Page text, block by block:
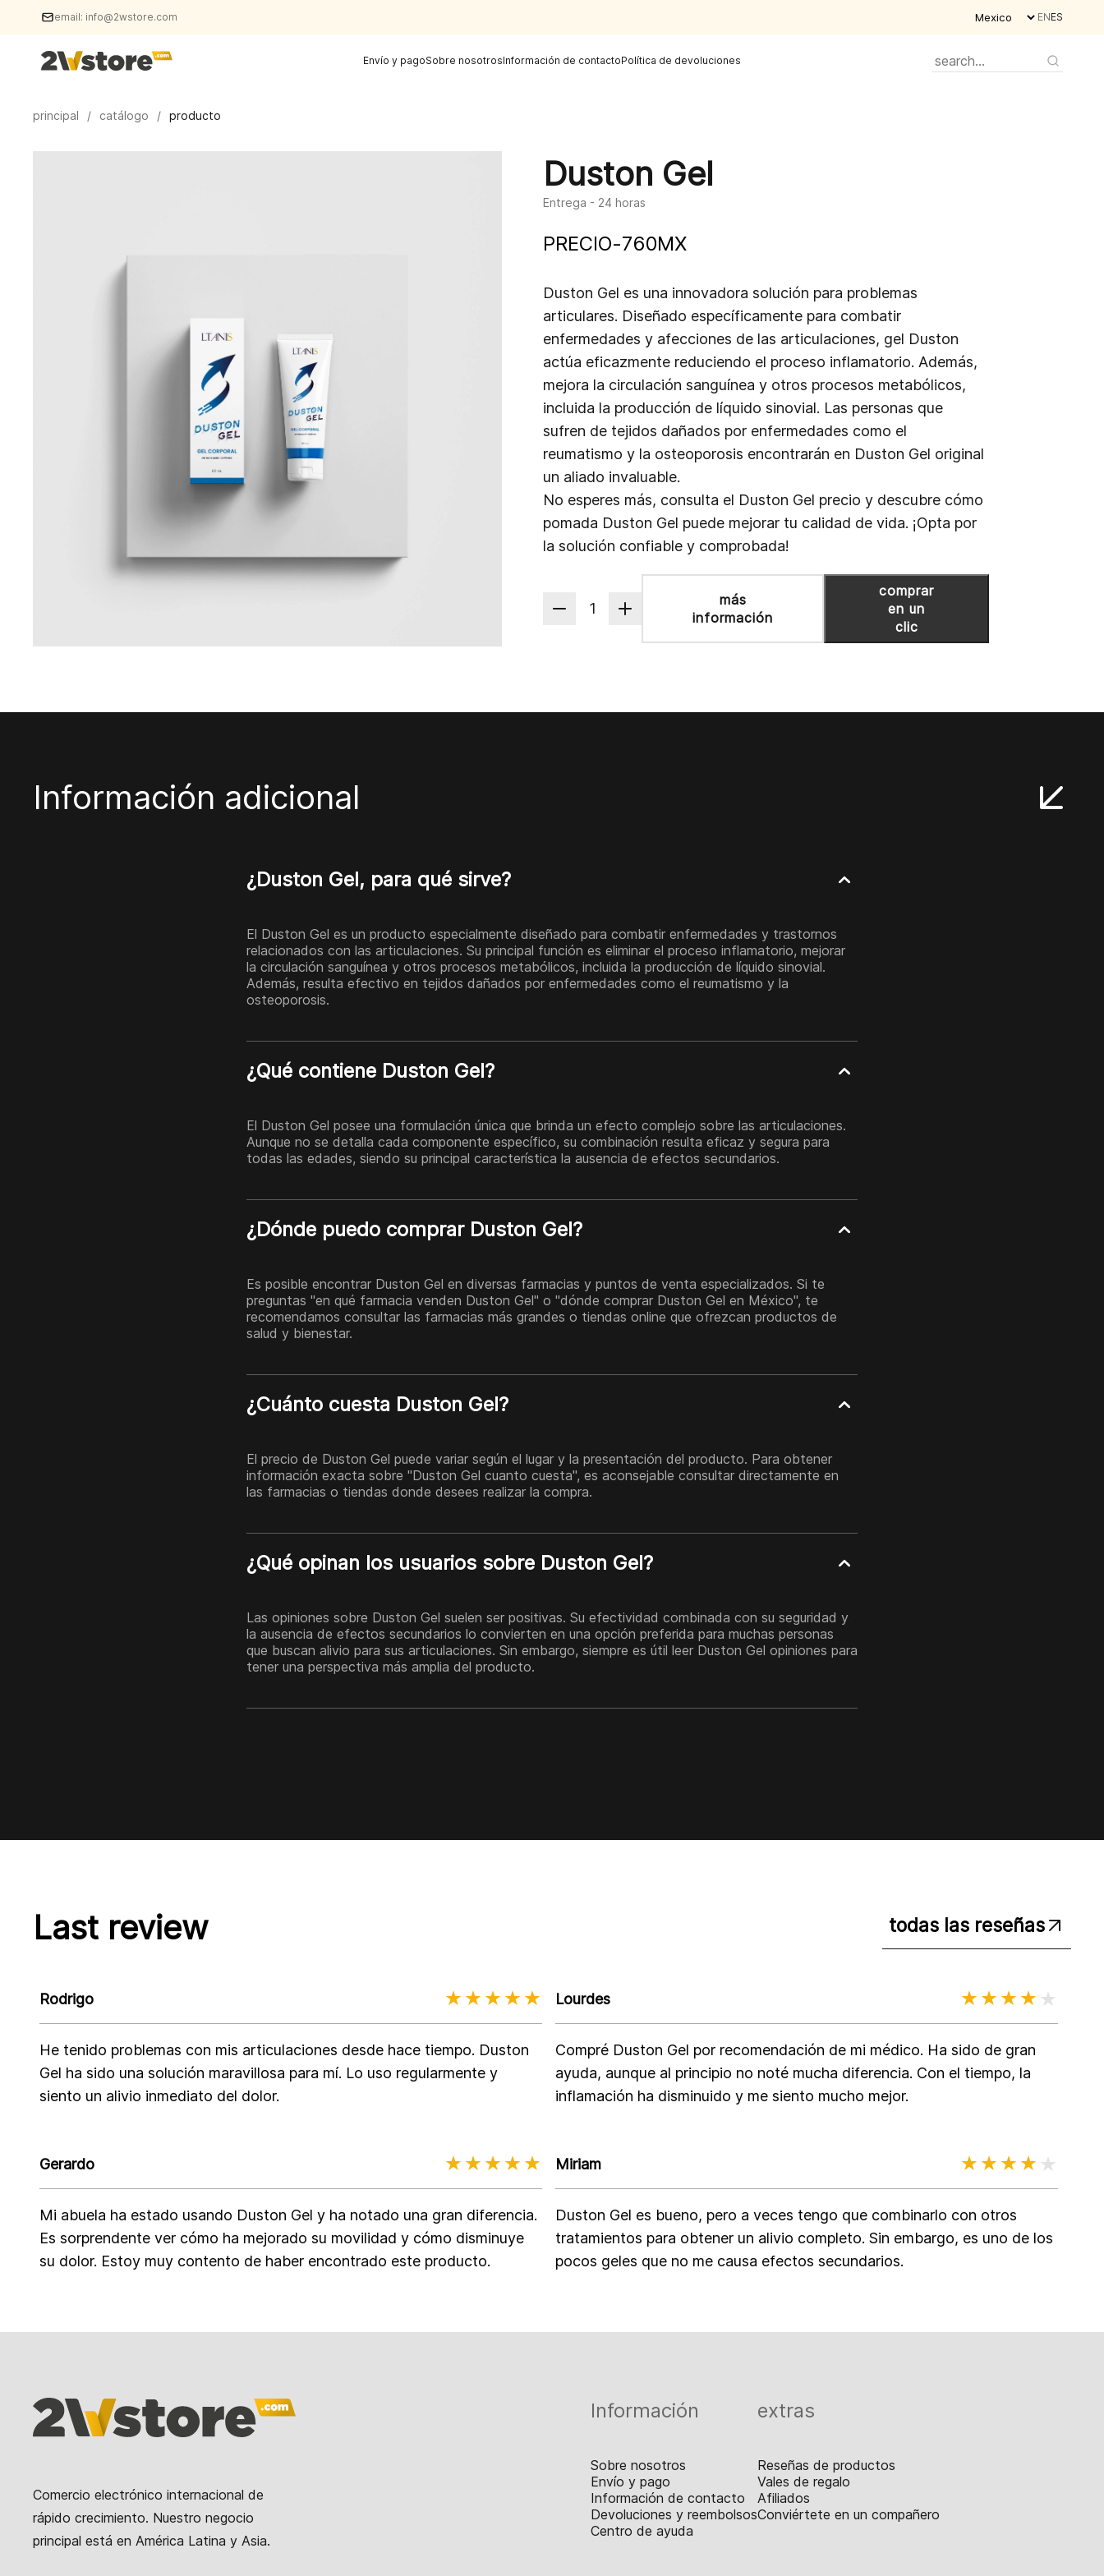
email: info@2wstore.com ENES
Envío y pagoSobre nosotrosInformación de contactoPolítica de devoluciones
principal / catálogo / producto
Duston Gel
Entrega - 24 horas
PRECIO-760MX
Duston Gel es una innovadora solución para problemas
articulares. Diseñado específicamente para combatir
enfermedades y afecciones de las articulaciones, gel Duston
actúa eficazmente reduciendo el proceso inflamatorio. Además,
mejora la circulación sanguínea y otros procesos metabólicos,
incluida la producción de líquido sinovial. Las personas que
sufren de tejidos dañados por enfermedades como el
reumatismo y la osteoporosis encontrarán en Duston Gel original
un aliado invaluable.
No esperes más, consulta el Duston Gel precio y descubre cómo
pomada Duston Gel puede mejorar tu calidad de vida. ¡Opta por
la solución confiable y comprobada!
1
más
información
comprar
en un
clic
Información adicional
¿Duston Gel, para qué sirve?
El Duston Gel es un producto especialmente diseñado para combatir enfermedades y trastornos
relacionados con las articulaciones. Su principal función es eliminar el proceso inflamatorio, mejorar
la circulación sanguínea y otros procesos metabólicos, incluida la producción de líquido sinovial.
Además, resulta efectivo en tejidos dañados por enfermedades como el reumatismo y la
osteoporosis.
¿Qué contiene Duston Gel?
El Duston Gel posee una formulación única que brinda un efecto complejo sobre las articulaciones.
Aunque no se detalla cada componente específico, su combinación resulta eficaz y segura para
todas las edades, siendo su principal característica la ausencia de efectos secundarios.
¿Dónde puedo comprar Duston Gel?
Es posible encontrar Duston Gel en diversas farmacias y puntos de venta especializados. Si te
preguntas "en qué farmacia venden Duston Gel" o "dónde comprar Duston Gel en México", te
recomendamos consultar las farmacias más grandes o tiendas online que ofrezcan productos de
salud y bienestar.
¿Cuánto cuesta Duston Gel?
El precio de Duston Gel puede variar según el lugar y la presentación del producto. Para obtener
información exacta sobre "Duston Gel cuanto cuesta", es aconsejable consultar directamente en
las farmacias o tiendas donde desees realizar la compra.
¿Qué opinan los usuarios sobre Duston Gel?
Las opiniones sobre Duston Gel suelen ser positivas. Su efectividad combinada con su seguridad y
la ausencia de efectos secundarios lo convierten en una opción preferida para muchas personas
que buscan alivio para sus articulaciones. Sin embargo, siempre es útil leer Duston Gel opiniones para
tener una perspectiva más amplia del producto.
Last review todas las reseñas
Rodrigo
He tenido problemas con mis articulaciones desde hace tiempo. Duston
Gel ha sido una solución maravillosa para mí. Lo uso regularmente y
siento un alivio inmediato del dolor.
Lourdes
Compré Duston Gel por recomendación de mi médico. Ha sido de gran
ayuda, aunque al principio no noté mucha diferencia. Con el tiempo, la
inflamación ha disminuido y me siento mucho mejor.
Gerardo
Mi abuela ha estado usando Duston Gel y ha notado una gran diferencia.
Es sorprendente ver cómo ha mejorado su movilidad y cómo disminuye
su dolor. Estoy muy contento de haber encontrado este producto.
Miriam
Duston Gel es bueno, pero a veces tengo que combinarlo con otros
tratamientos para obtener un alivio completo. Sin embargo, es uno de los
pocos geles que no me causa efectos secundarios.
Comercio electrónico internacional de
rápido crecimiento. Nuestro negocio
principal está en América Latina y Asia.
Información
Sobre nosotros
Envío y pago
Información de contacto
Devoluciones y reembolsos
Centro de ayuda
extras
Reseñas de productos
Vales de regalo
Afiliados
Conviértete en un compañero